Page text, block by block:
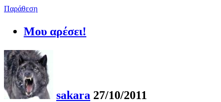
Παράθεση
Μου αρέσει!
sakara 27/10/2011